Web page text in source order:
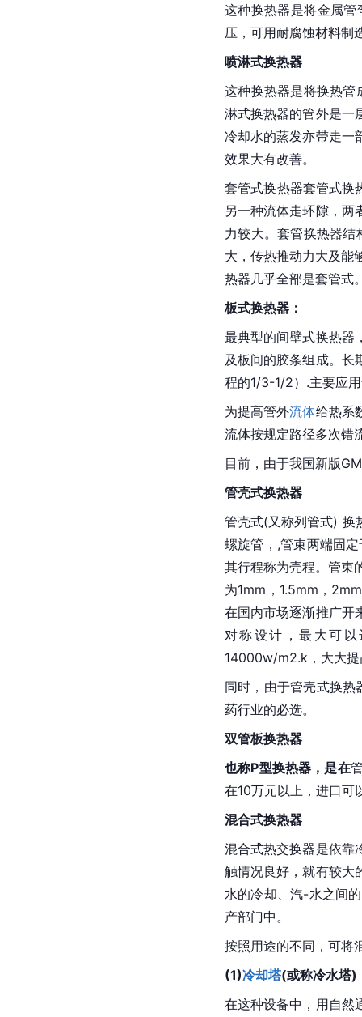
这种换热器是将金属
压，可用耐腐蚀材料制
喷淋式换热器
这种换热器是将换热管
淋式换热器的管外是一
冷却水的蒸发亦带走一
效果大有改善。
套管式换热器套管式换
另一种流体走环隙，两
力较大。套管换热器
大，传热推动力大及能
热器几乎全部是套管式
板式换热器：
最典型的间壁式换热器
及板间的胶条组成。长
程的1/3-1/2）.主要应
为提高管外流体给热系
流体按规定路径多次错
目前，由于我国新版
管壳式换热器
管壳式(又称列管式) 换
螺旋管，,管束两端固
其行程称为壳程。管束
为1mm，1.5mm，
在国内市场逐渐推广开
对称设计，最大可
14000w/m2.k，大大
同时，由于管壳式换热
药行业的必选。
双管板换热器
也称P型换热器，是在
在10万元以上，进口可
混合式换热器
混合式热交换器是依靠
触情况良好，就有较大
水的冷却、汽-水之间
产部门中。
按照用途的不同，可将
(1)冷却塔(或称冷水塔)
在这种设备中，用自然